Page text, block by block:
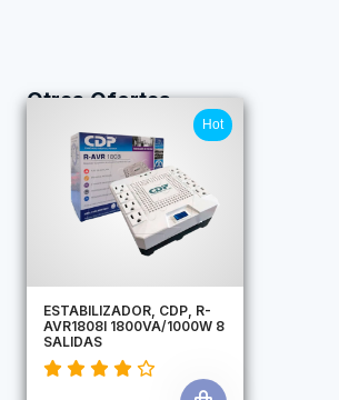
Otras Ofertas
Hot
ESTABILIZADOR, CDP, R-
AVR1808I 1800VA/1000W 8
SALIDAS